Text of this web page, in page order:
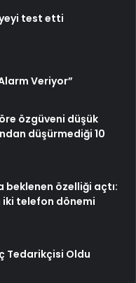
test etti
Veriyor”
özgüveni düşük
düşürmediği 10
beklenen özelliği açtı:
iki telefon dönemi
Tedarikçisi Oldu